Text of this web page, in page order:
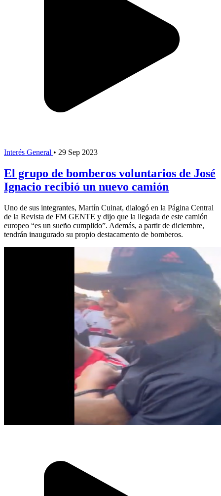
Interés General • 29 Sep 2023
El grupo de bomberos voluntarios de José
Ignacio recibió un nuevo camión
Uno de sus integrantes, Martín Cuinat, dialogó en la Página Central
de la Revista de FM GENTE y dijo que la llegada de este camión
europeo “es un sueño cumplido”. Además, a partir de diciembre,
tendrán inaugurado su propio destacamento de bomberos.